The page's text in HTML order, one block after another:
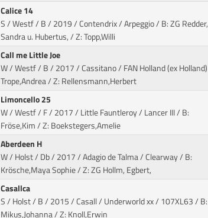
Calice 14
S / Westf / B / 2019 / Contendrix / Arpeggio/ B: ZG Redder,
Sandra u. Hubertus, / Z: Topp,Willi
Call me Little Joe
W / Westf / B / 2017 / Cassitano / FAN Holland (ex Holland)
Trope,Andrea / Z: Rellensmann,Herbert
Limoncello 25
W / Westf / F / 2017 / Little Fauntleroy / Lancer III/ B:
Fröse,Kim / Z: Boekstegers,Amelie
Aberdeen H
W / Holst / Db / 2017 / Adagio de Talma / Clearway/ B:
Krösche,Maya Sophie / Z: ZG Hollm, Egbert,
Casallca
S / Holst / B / 2015 / Casall / Underworld xx/ 107XL63 / B:
Mikus,Johanna / Z: Knoll,Erwin